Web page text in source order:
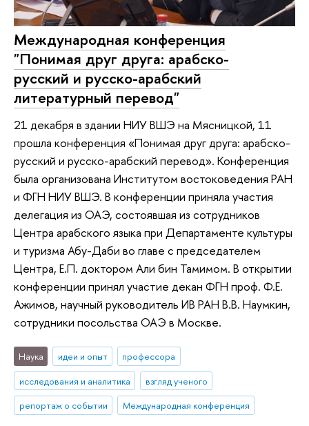
Международная конференция
"Понимая друг друга: арабско-
русский и русско-арабский
литературный перевод"
21 декабря в здании НИУ ВШЭ на Мясницкой, 11
прошла конференция «Понимая друг друга: арабско-
русский и русско-арабский перевод». Конференция
была организована Институтом востоковедения РАН
и ФГН НИУ ВШЭ. В конференции приняла участия
делегация из ОАЭ, состоявшая из сотрудников
Центра арабского языка при Департаменте культуры
и туризма Абу-Даби во главе с председателем
Центра, Е.П. доктором Али бин Тамимом. В открытии
конференции принял участие декан ФГН проф. Ф.Е.
Ажимов, научный руководитель ИВ РАН В.В. Наумкин,
сотрудники посольства ОАЭ в Москве.
Наука идеи и опыт
профессора
исследования и аналитика
взгляд ученого
репортаж о событии
Международная конференция